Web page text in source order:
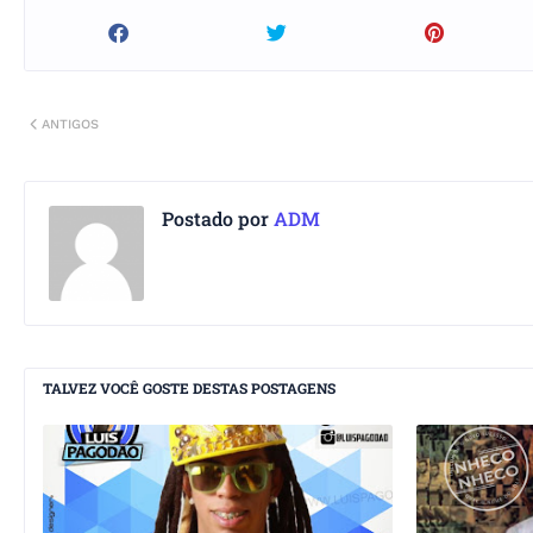
ANTIGOS
Postado porADM
TALVEZ VOCÊ GOSTE DESTAS POSTAGENS